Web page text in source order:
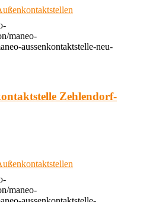
maneo-
aussenkontaktstelle-neu-
Zehlendorf-
maneo-